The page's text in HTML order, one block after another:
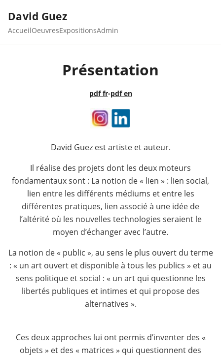
David Guez
AccueilOeuvresExpositionsAdmin
Présentation
pdf fr-pdf en
David Guez est artiste et auteur.
Il réalise des projets dont les deux moteurs
fondamentaux sont : La notion de « lien » : lien social,
lien entre les différents médiums et entre les
différentes pratiques, lien associé à une idée de
l’altérité où les nouvelles technologies seraient le
moyen d’échanger avec l’autre.
La notion de « public », au sens le plus ouvert du terme
: « un art ouvert et disponible à tous les publics » et au
sens politique et social : « un art qui questionne les
libertés publiques et intimes et qui propose des
alternatives ».
Ces deux approches lui ont permis d’inventer des «
objets » et des « matrices » qui questionnent des